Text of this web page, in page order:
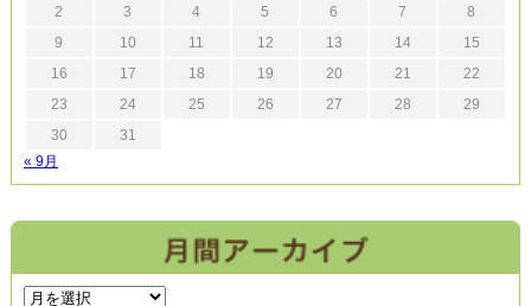
2
3 4 5 6 7
8
9
10 11 12 13 14
15
16
17 18 19 20 21
22
23
24 25 26 27 28
29
30
31
« 9月